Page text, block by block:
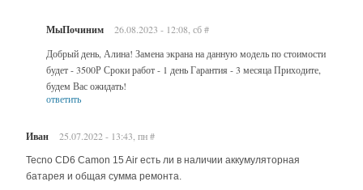
МыПочиним 26.08.2023 - 12:08, сб#
Добрый день, Алина! Замена экрана на данную модель по стоимости
будет - 3500Р Сроки работ - 1 день Гарантия - 3 месяца Приходите,
будем Вас ожидать!
ответить
Иван 25.07.2022 - 13:43, пн#
Tecno CD6 Camon 15 Air есть ли в наличии аккумуляторная
батарея и общая сумма ремонта.